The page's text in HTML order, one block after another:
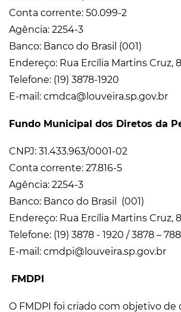
Conta corrente: 50.099-2
Agência: 2254-3
Banco: Banco do Brasil (001)
Endereço: Rua Ercília Martins Cruz,
Telefone: (19) 3878-1920
E-mail: cmdca@louveira.sp.gov.br
Fundo Municipal dos Diretos da
CNPJ: 31.433.963/0001-02
Conta corrente: 27.816-5
Agência: 2254-3
Banco: Banco do Brasil (001)
Endereço: Rua Ercília Martins Cruz,
Telefone: (19) 3878 - 1920 / 3878 –
E-mail: cmdpi@louveira.sp.gov.br
FMDPI
O FMDPI foi criado com objetivo